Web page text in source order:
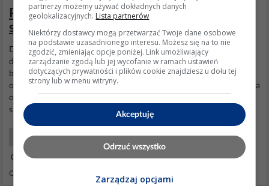
Peugeot Partner 1.6 HDI2008 - Nie działa
szyba kierowcy. Potrzebuję schematu.
Dziękuję za wypowiedzi. U mnie posypały się szczotki, próbowałem
dorobić ze szczotek od innego urządzenia, ale ten silnik to straszny
badziew jest. Mocowanie tych szczotek to straszna tandeta i
ostatecznie mi się nie udało. Miałem problem z drzwiami kierowcy, a
ostatecznie kupiłem silnik do prawych drzwi z innego modelu i
starszego rocznika. Sądziłem,...
Samochody Początkujący
16 Sty 2023 07:43
Odpowiedzi: 8 Wyświetleń: 28809
partnerzy możemy używać dokładnych danych
geolokalizacyjnych. Lista partnerów
Niektórzy dostawcy mogą przetwarzać Twoje dane osobowe
na podstawie uzasadnionego interesu. Możesz się na to nie
zgodzić, zmieniając opcje poniżej. Link umożliwiający
zarządzanie zgodą lub jej wycofanie w ramach ustawień
dotyczących prywatności i plików cookie znajdziesz u dołu tej
strony lub w menu witryny.
Akceptuję
Odrzuć wszystko
Zarządzaj opcjami